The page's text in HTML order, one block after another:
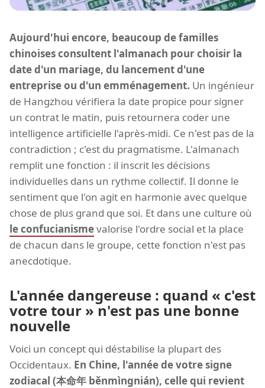
Aujourd'hui encore, beaucoup de familles
chinoises consultent l'almanach pour choisir la
date d'un mariage, du lancement d'une
entreprise ou d'un emménagement. Un ingénieur
de Hangzhou vérifiera la date propice pour signer
un contrat le matin, puis retournera coder une
intelligence artificielle l'après-midi. Ce n'est pas de la
contradiction ; c'est du pragmatisme. L'almanach
remplit une fonction : il inscrit les décisions
individuelles dans un rythme collectif. Il donne le
sentiment que l'on agit en harmonie avec quelque
chose de plus grand que soi. Et dans une culture où
le confucianismevalorise l'ordre social et la place
de chacun dans le groupe, cette fonction n'est pas
anecdotique.
L'année dangereuse : quand « c'est
votre tour » n'est pas une bonne
nouvelle
Voici un concept qui déstabilise la plupart des
Occidentaux. En Chine, l'année de votre signe
zodiacal (本命年 běnmìngnián), celle qui revient